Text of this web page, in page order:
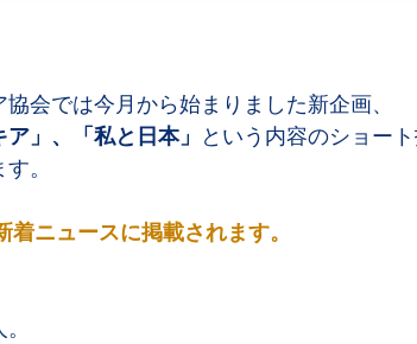
会では今月から始まりました新企画、
」、「私と日本」 という内容のショー
。
ニュースに掲載されます。